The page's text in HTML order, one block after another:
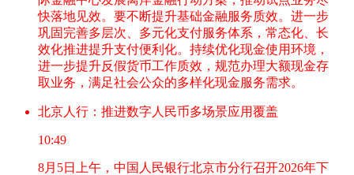
快落地见效。要不断提升基础金融服务质效。进一步
巩固完善多层次、多元化支付服务体系，常态化、长
效化推进提升支付便利化。持续优化现金使用环境，
进一步提升反假货币工作质效，规范办理大额现金存
取业务，满足社会公众的多样化现金服务需求。
北京人行：推进数字人民币多场景应用覆盖
10:49
8月5日上午，中国人民银行北京市分行召开2026年下